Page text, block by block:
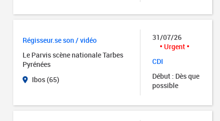
Régisseur.se son / vidéo
Le Parvis scène nationale Tarbes
Pyrénées
Ibos (65)
31/07/26
Urgent
CDI
Début : Dès que
possible